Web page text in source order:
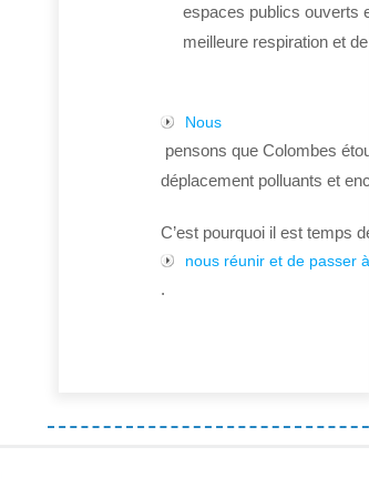
espaces publics ouverts
meilleure respiration et
Nous
pensons que Colombes
déplacement polluants et
C’est pourquoi il est temps
nous réunir et de passer à
.